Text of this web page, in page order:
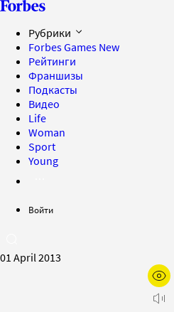
Рубрики
Forbes Games New
Рейтинги
Франшизы
Подкасты
Видео
Life
Woman
Sport
Young
Войти
01 April 2013